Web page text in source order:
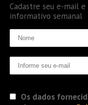
Cadastre seu e-mail
informativo semanal
Os dados